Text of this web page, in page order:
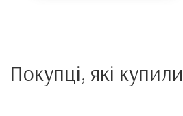
Покупці, які